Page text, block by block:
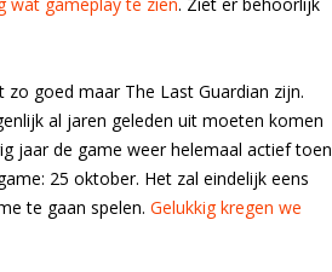
goed maar The Last Guardian zijn.
al jaren geleden uit moeten komen
jaar de game weer helemaal actief toen
25 oktober. Het zal eindelijk eens
te gaan spelen. Gelukkig kregen we